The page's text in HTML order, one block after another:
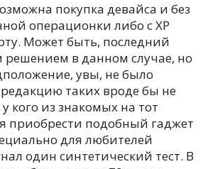
покупка девайса и без
операционки либо с XP
Может быть, последний
в данном случае, но
увы, не было
таких вроде бы не
кого из знакомых на тот
приобрести подобный гаджет
для любителей
один синтетический тест. В